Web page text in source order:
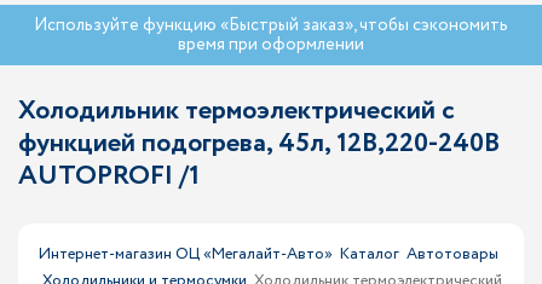
Используйте функцию «Быстрый заказ», чтобы сэкономить
время при оформлении
Холодильник термоэлектрический с
функцией подогрева, 45л, 12В,220-240В
AUTOPROFI /1
Интернет-магазин ОЦ «Мегалайт-Авто» Каталог Автотовары